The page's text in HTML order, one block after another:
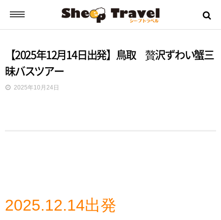
シープトラベルとは？
ツアーのご案内
【2025年12月14日出発】鳥取 贅沢ずわい蟹三
昧バスツアー
2025年10月24日
2025.12.14出発